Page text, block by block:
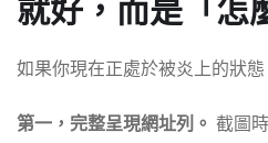
就好，而是「怎
如果你現在正處於被炎上的狀
第一，完整呈現網址列。 截圖